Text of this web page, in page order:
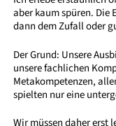
aber kaum spüren. Die
dann dem Zufall oder
Der Grund: Unsere
unsere fachlichen
Metakompetenzen,
spielten nur eine